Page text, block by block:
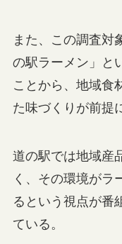
また、この調査対
の駅ラーメン」と
ことから、地域食
た味づくりが前提
道の駅では地域産
く、その環境がラ
るという視点が番
ている。